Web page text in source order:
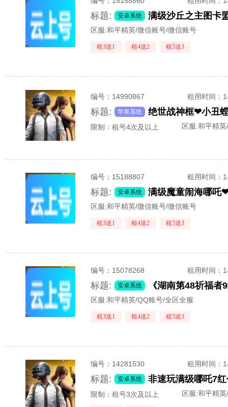
标题: 安卓系统
区服:和平精英/微信账号/微信账号
租3送1 租4送2 租5送3
编号： 14990867 租用时间 ：
标题: 苹果系统
限制：租号4次及以上 区服:和平精
编号： 15188807 租用时间 ：
标题: 安卓系统
区服:和平精英/微信账号/微信账号
租3送1 租4送2 租5送3
编号： 15078268 租用时间 ：
标题: 安卓系统
区服:和平精英/QQ账号/全区全服
租3送1 租4送2 租5送3
编号： 14281530 租用时间 ：
标题: 安卓系统
限制：租号3次及以上 区服:和平精